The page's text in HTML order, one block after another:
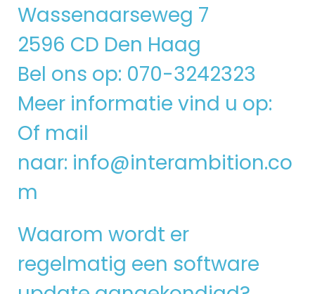
Wassenaarseweg 7
2596 CD Den Haag
Bel ons op: 070-3242323
Meer informatie vind u op:
Of mail
naar: info@interambition.co
m
Waarom wordt er
regelmatig een software